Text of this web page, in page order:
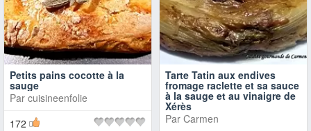
Petits pains cocotte à la
sauge
Par cuisineenfolie
172
Tarte Tatin aux endives
fromage raclette et sa sauce
à la sauge et au vinaigre de
Xérès
Par Carmen